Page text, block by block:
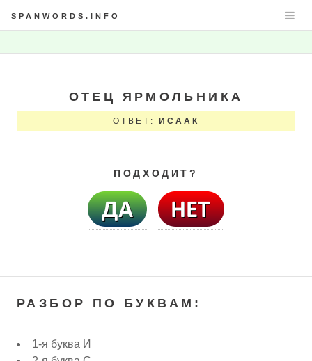
SPANWORDS.INFO
ОТЕЦ ЯРМОЛЬНИКА
ОТВЕТ: ИСААК
ПОДХОДИТ?
РАЗБОР ПО БУКВАМ:
1-я буква И